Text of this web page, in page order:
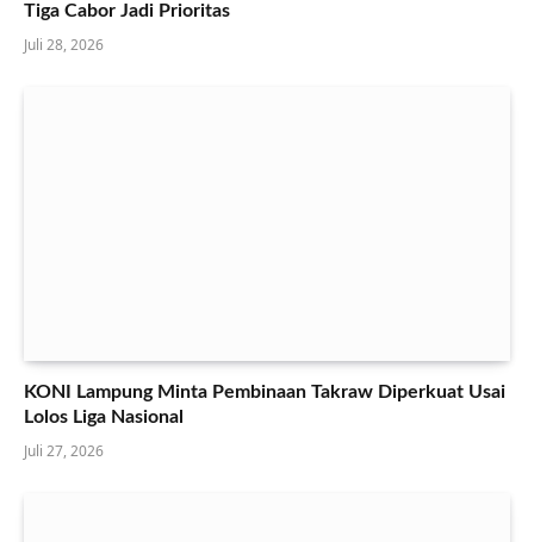
Tiga Cabor Jadi Prioritas
Juli 28, 2026
KONI Lampung Minta Pembinaan Takraw Diperkuat Usai
Lolos Liga Nasional
Juli 27, 2026